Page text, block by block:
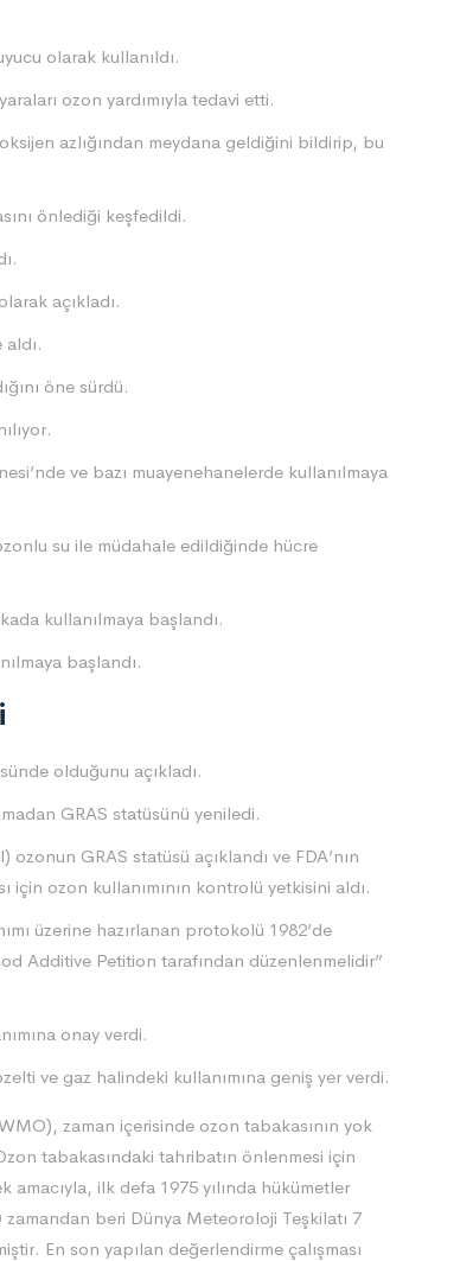
olarak kullanıldı.
ozon yardımıyla tedavi etti.
azlığından meydana geldiğini bildirip, bu
önlediği keşfedildi.
açıkladı.
öne sürdü.
ve bazı muayenehanelerde kullanılmaya
su ile müdahale edildiğinde hücre
kullanılmaya başlandı.
başlandı.
olduğunu açıkladı.
GRAS statüsünü yeniledi.
GRAS statüsü açıklandı ve FDA’nın
için ozon kullanımının kontrolü yetkisini aldı.
üzerine hazırlanan protokolü 1982’de
Additive Petition tarafından düzenlenmelidir”
onay verdi.
ve gaz halindeki kullanımına geniş yer verdi.
zaman içerisinde ozon tabakasının yok
tabakasındaki tahribatın önlenmesi için
amacıyla, ilk defa 1975 yılında hükümetler
zamandan beri Dünya Meteoroloji Teşkilatı 7
En son yapılan değerlendirme çalışması